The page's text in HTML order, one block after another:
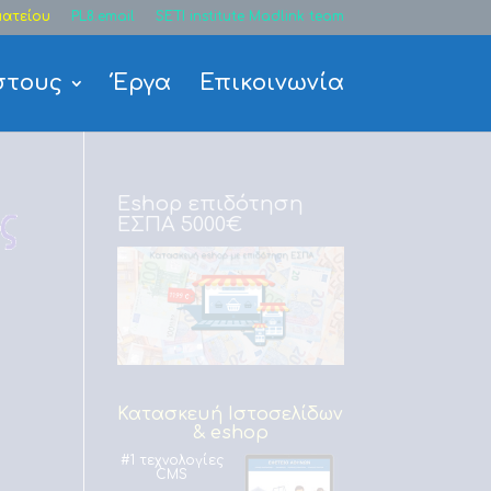
PL8.email SETI institute Madlink team
Έργα Επικοινωνία
Eshop επιδότηση
ΕΣΠΑ 5000€
Κατασκευή Ιστοσελίδων
& eshop
#1 τεχνολογίες
CMS